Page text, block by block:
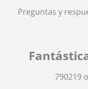
Preguntas y
790219